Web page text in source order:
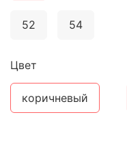
52 54
Цвет
коричневый